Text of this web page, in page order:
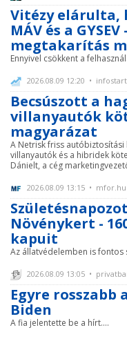
Vitézy elárulta,
MÁV és a
megtakarítás
Ennyivel csökkent a
2026.08.09 12:20 •
Becsúszott a
villanyautók
magyarázat
A Netrisk friss
villanyautók és a hibridek
Dánielt, a cég
2026.08.09 13:15 • mfor.hu
Növénykert -
kapuit
Az állatvédelemben is fontos
2026.08.09 13:05 •
Egyre rosszabb
Biden
A fia jelentette be a hírt....